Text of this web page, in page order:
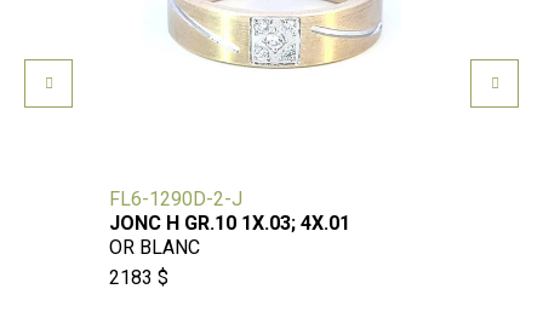
FL6-1290D-2-J
JONC H GR.10 1X.03; 4X.01
OR BLANC
2183 $